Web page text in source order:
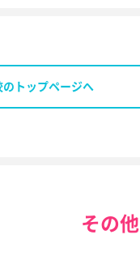
のトップページへ
その